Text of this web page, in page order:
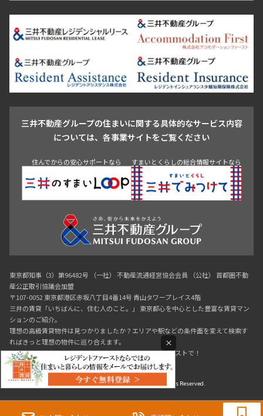
0120-321-719
9:30~18:00（水曜定休）
市ヶ谷・神楽坂・飯田橋
三田・芝・浜松町
芝浦・汐留・品川
月島・勝どき・豊洲
本郷・春日・小石川
目白・高田馬場・早稲田
池尻大橋・三軒茶屋
祐天寺・学芸大学・自由が丘
駒沢・用賀・二子玉川
成城・砧
池袋・板橋・王子
青山 渋谷 東京・大手町 新宿 品川
目黒・中目黒
江東区 台東区 墨田区
中野区
豊島区
杉並区 板橋区 練馬区 荒川区
足立区
葛飾区
江戸川区
三井不動産グループの住まいに関する具体的なサービス内容
については、各事業サイトをご覧ください
住んでからの安心サポートなら すまいとくらしの総合情報サイトなら
東京都知事（3）第96482号 （一社） 不動産流通経営協会会員 （公社） 首都圏不動
産公正取引協議会加盟
〒107-0052 東京都港区赤坂八丁目4番14号 青山タワープレイス4階
三井の賃貸「いちばんに、住む人のこと。」 東京都心を中心とした豊富な賃貸マン
ションのご紹介。
理想の高級賃貸物件は見つかりましたか？エリアや駅などの条件面を変えて検索す
ればきっと理想の物件に巡り合えます。
都心の高級賃貸物件探しは[三井の賃貸]レジデントファーストで！
Copyright © RESIDENT FIRST Co.,Ltd. All Rights Reserved.
×